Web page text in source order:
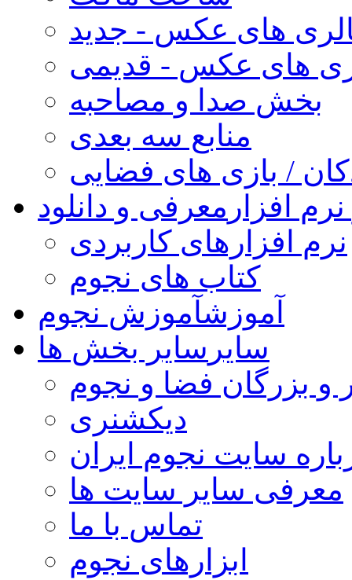
های عکس - جدید
های عکس - قدیمی
بخش صدا و مصاحبه
منابع سه بعدی
/ بازی های فضایی
افزار معرفی و دانلود
نرم افزارهای کاربردی
کتاب های نجوم
آموزشآموزش نجوم
سایر سایر بخش ها
و بزرگان فضا و نجوم
دیکشنری
سایت نجوم ایران
معرفی سایر سایت ها
تماس با ما
ابزارهای نجوم